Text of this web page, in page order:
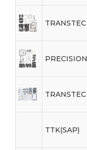
TRANSTEC
PRECISION
TRANSTEC
TTK(SAP)